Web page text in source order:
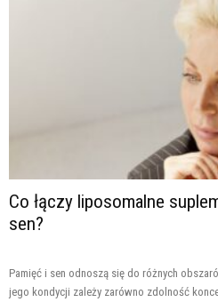
Co łączy liposomalne
sen?
Pamięć i sen odnoszą się do różnych
jego kondycji zależy zarówno zdolność